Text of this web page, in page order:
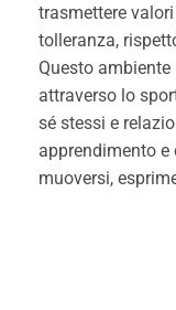
trasmettere
tolleranza,
Questo
attraverso lo
sé stessi e
apprendimento e
muoversi,